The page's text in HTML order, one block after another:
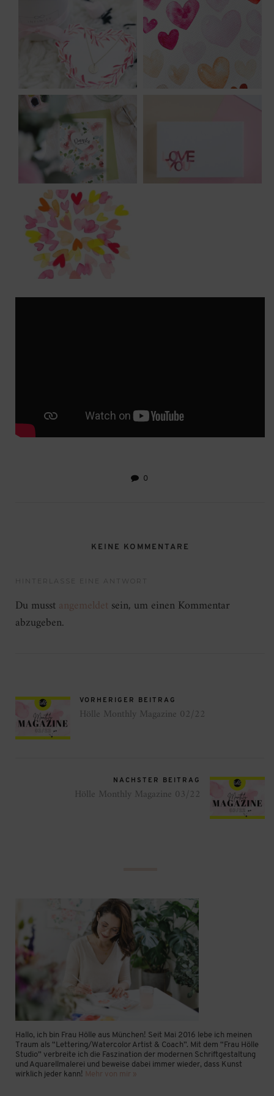
0
KEINE KOMMENTARE
HINTERLASSE EINE ANTWORT
Du musstangemeldet sein, um einen Kommentar
abzugeben.
VORHERIGER BEITRAG
Hölle Monthly Magazine 02/22
NÄCHSTER BEITRAG
Hölle Monthly Magazine 03/22
Hallo, ich bin Frau Hölle aus München! Seit Mai 2016 lebe ich meinen
Traum als “Lettering/Watercolor Artist & Coach”. Mit dem “Frau Hölle
Studio” verbreite ich die Faszination der modernen Schriftgestaltung
und Aquarellmalerei und beweise dabei immer wieder, dass Kunst
wirklich jeder kann! Mehr von mir »